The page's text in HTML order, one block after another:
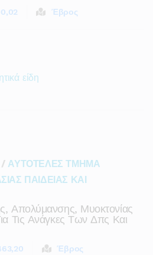
Έβρος
είδη
/ ΑΥΤΟΤΕΛΕΣ ΤΜΗΜΑ
ΠΑΙΔΕΙΑΣ ΚΑΙ
Απολύμανσης, Μυοκτονίας
Τις Ανάγκες Των Δπς Και
Έβρος